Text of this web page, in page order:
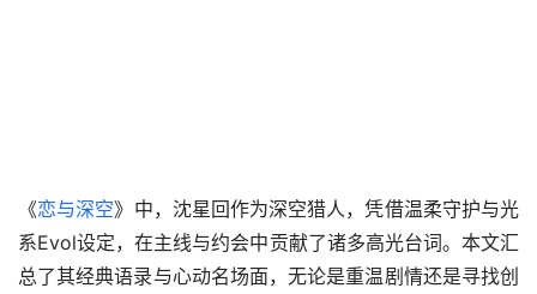
《恋与深空》中，沈星回作为深空猎人，凭借温柔守护与光
系Evol设定，在主线与约会中贡献了诸多高光台词。本文汇
总了其经典语录与心动名场面，无论是重温剧情还是寻找创